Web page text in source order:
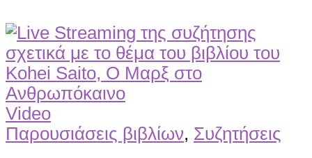
Video
Παρουσιάσεις βιβλίων, Συζητήσεις